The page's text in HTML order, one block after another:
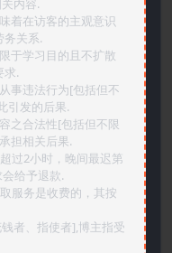
内容.
着在访客的主观意识
务关系.
于学习目的且不扩散
求.
事违法行为[包括但不
引发的后果.
之合法性[包括但不限
担相关后果.
过2小时，晚间最迟第
给予退款.
服务是收费的，其按
者、指使者],博主指受